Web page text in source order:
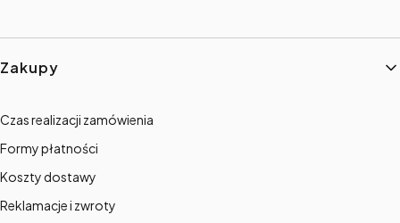
Linki w stopce
Zakupy
Czas realizacji zamówienia
Formy płatności
Koszty dostawy
Reklamacje i zwroty